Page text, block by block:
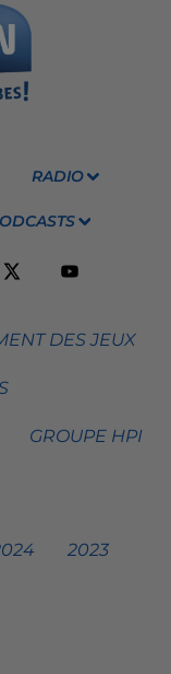
RADIO
DES JEUX
GROUPE HPI
2023